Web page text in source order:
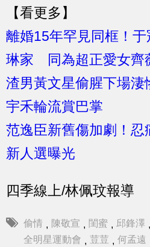
【看更多】
離婚15年罕見同框！
琳家 同為超正愛女齊
渣男黃文星偷腥下場淒
宇禾輪流賞巴掌
范逸臣新舊傷加劇！忍
新人選曝光
四季線上/林佩玟報導
偷情 , 陳敬宣 , 閨蜜 , 邱鋒澤 ,
全明星運動會 , 荳荳 , 何孟遠